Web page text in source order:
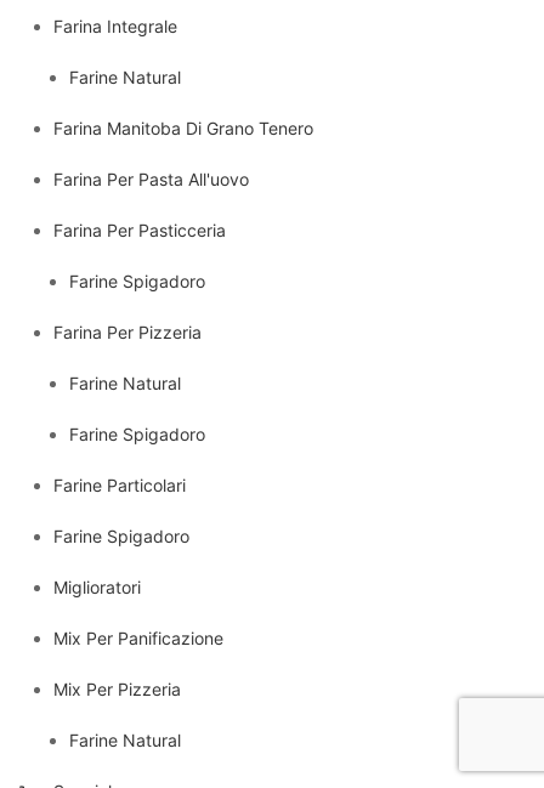
Farina Integrale
Farine Natural
Farina Manitoba Di Grano Tenero
Farina Per Pasta All'uovo
Farina Per Pasticceria
Farine Spigadoro
Farina Per Pizzeria
Farine Natural
Farine Spigadoro
Farine Particolari
Farine Spigadoro
Miglioratori
Mix Per Panificazione
Mix Per Pizzeria
Farine Natural